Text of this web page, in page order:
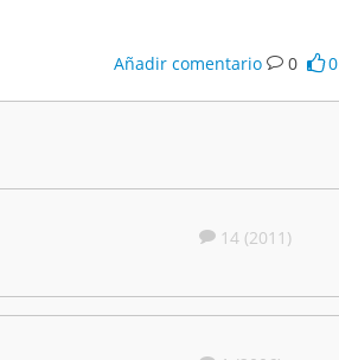
Añadir comentario 0 0
14 (2011)